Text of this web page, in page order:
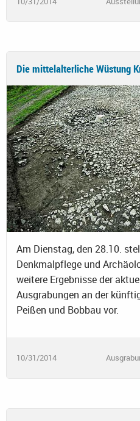
Die mittelalterliche Wüstung
Am Dienstag, den 28.10.
Denkmalpflege und
weitere Ergebnisse der
Ausgrabungen an der
Peißen und Bobbau vor.
10/31/2014